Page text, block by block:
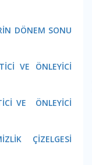
DÖNEM SONU
VE ÖNLEYİCİ
VE ÖNLEYİCİ
ÇİZELGESİ